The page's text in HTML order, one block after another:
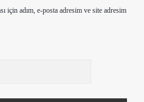
için adım, e-posta adresim ve site adresim